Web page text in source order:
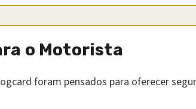
o Motorista
foram pensados para oferecer